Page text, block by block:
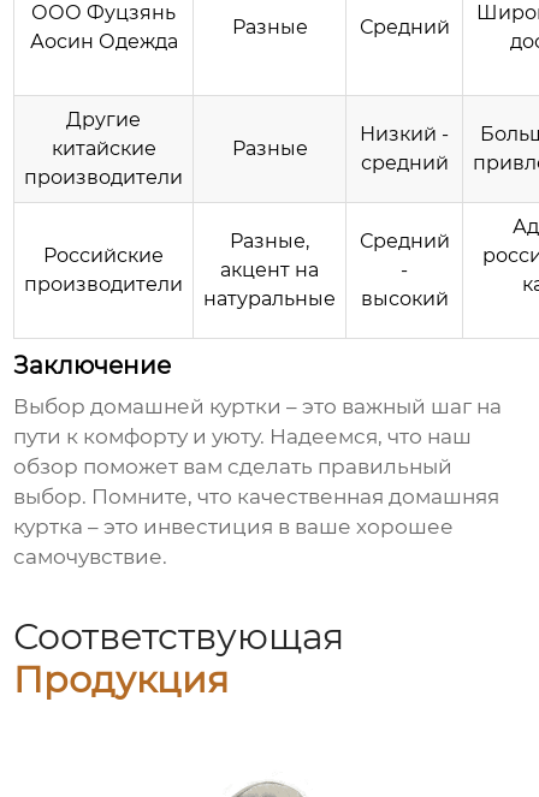
ООО Фуцзянь
Аосин Одежда
Разные Средний
Другие
китайские
производители
Разные
Низкий -
средний
Российские
производители
Разные,
акцент на
натуральные
Средний
-
высокий
Заключение
Выбордомашней куртки – это важный шаг на
пути к комфорту и уюту. Надеемся, что наш
обзор поможет вам сделать правильный
выбор. Помните, что качественнаядомашняя
куртка – это инвестиция в ваше хорошее
самочувствие.
Соответствующая
Продукция